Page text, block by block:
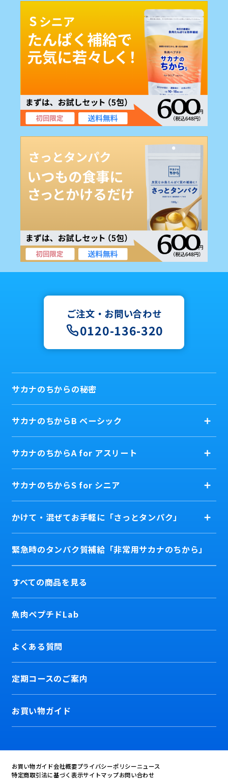
ご注文・お問い合わせ
0120-136-320
サカナのちからの秘密
サカナのちからB ベーシック
サカナのちからA for アスリート
サカナのちからS for シニア
かけて・混ぜてお手軽に「さっとタンパク」
緊急時のタンパク質補給「非常用サカナのちから」
すべての商品を見る
魚肉ペプチドLab
よくある質問
定期コースのご案内
お買い物ガイド
お買い物ガイド会社概要プライバシーポリシーニュース
特定商取引法に基づく表示サイトマップお問い合わせ